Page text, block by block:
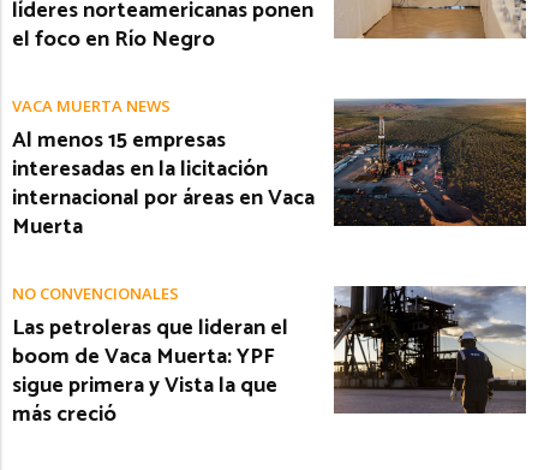
líderes norteamericanas ponen
el foco en Río Negro
VACA MUERTA NEWS
Al menos 15 empresas
interesadas en la licitación
internacional por áreas en Vaca
Muerta
NO CONVENCIONALES
Las petroleras que lideran el
boom de Vaca Muerta: YPF
sigue primera y Vista la que
más creció